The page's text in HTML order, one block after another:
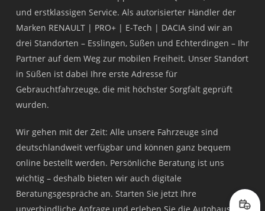
und erstklassigen Service. Als autorisierter Händler der
Marken RENAULT | PRO+ | E-Tech | DACIA sind wir an
drei Standorten – Esslingen, Süßen und Echterdingen – Ihr
Partner auf dem Weg zur mobilen Freiheit. Unser Standort
in Süßen ist dabei Ihre erste Adresse für
Gebrauchtfahrzeuge, die mit höchster Sorgfalt geprüft
wurden.
Wir gehen mit der Zeit: Alle unsere Fahrzeuge sind
deutschlandweit verfügbar und können ganz bequem
online bestellt werden. Persönliche Beratung ist uns
wichtig – deshalb bieten wir auch digitale
Beratungsgespräche an. Starten Sie jetzt Ihre